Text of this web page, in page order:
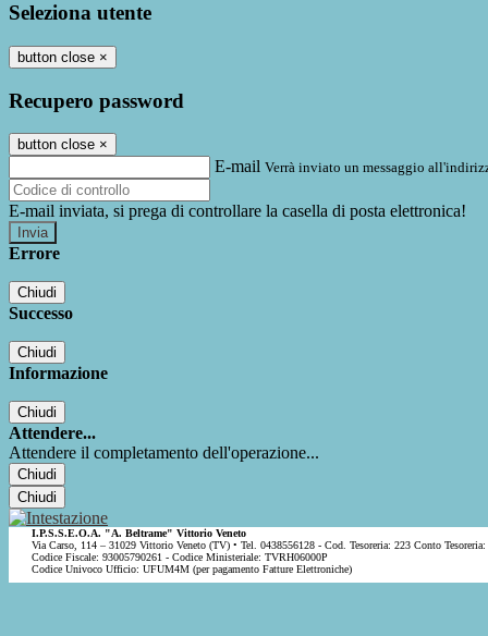
Seleziona utente
button close ×
Recupero password
button close ×
E-mail Verrà inviato un messaggio
E-mail inviata, si prega di controllare la casella di posta elettronica!
Errore
Chiudi
Successo
Chiudi
Informazione
Chiudi
Attendere...
Attendere il completamento dell'operazione...
Chiudi
Chiudi
I.P.S.S.E.O.A. "A. Beltrame" Vittorio Veneto
Via Carso, 114 – 31029 Vittorio Veneto (TV) • Tel. 0438556128 - Cod. Tesoreria: 223 Conto
Codice Fiscale: 93005790261 - Codice Ministeriale: TVRH06000P
Codice Univoco Ufficio: UFUM4M (per pagamento Fatture Elettroniche)